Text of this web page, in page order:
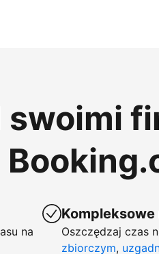
na
Oszczędzaj czas
zbiorczym,